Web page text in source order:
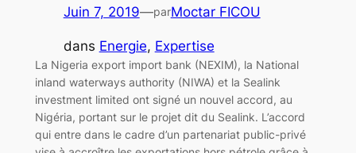
Juin 7, 2019—parMoctar FICOU
dans Energie, Expertise
La Nigeria export import bank (NEXIM), la National
inland waterways authority (NIWA) et la Sealink
investment limited ont signé un nouvel accord, au
Nigéria, portant sur le projet dit du Sealink. L’accord
qui entre dans le cadre d’un partenariat public-privé